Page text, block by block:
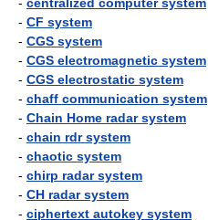
- CF system
- CGS system
- CGS electromagnetic system
- CGS electrostatic system
- chaff communication system
- Chain Home radar system
- chain rdr system
- chaotic system
- chirp radar system
- CH radar system
- ciphertext autokey system